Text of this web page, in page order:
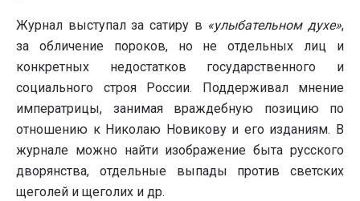
Журнал выступал за сатиру в «улыбательном духе»,
за обличение пороков, но не отдельных лиц и
конкретных недостатков государственного и
социального строя России. Поддерживал мнение
императрицы, занимая враждебную позицию по
отношению к Николаю Новикову и его изданиям. В
журнале можно найти изображение быта русского
дворянства, отдельные выпады против светских
щеголей и щеголих и др.